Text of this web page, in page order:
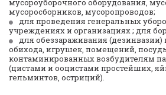
мусороуборочного оборудования,
мусоросборников, мусоропроводов;
для проведения генеральных
учреждениях и организациях ; для
для обеззараживания
обихода, игрушек, помещений,
контаминированных возбудителям
(цистами и ооцистами простейших,
гельминтов, остриций).